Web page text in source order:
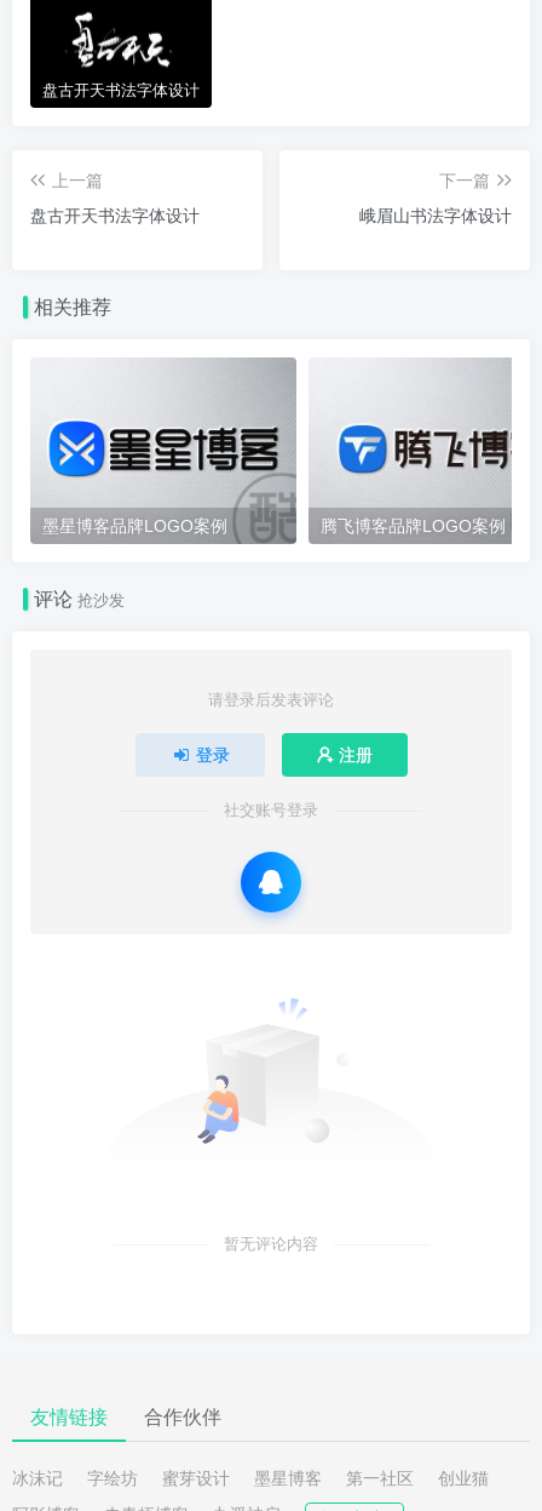
盘古开天书法字体设计
上一篇
盘古开天书法字体设计
下一篇
峨眉山书法字体设计
相关推荐
墨星博客品牌LOGO案例 腾飞博客品牌LOGO案例
评论抢沙发
请登录后发表评论
登录 注册
社交账号登录
暂无评论内容
友情链接 合作伙伴
冰沫记 字绘坊 蜜芽设计 墨星博客 第一社区
创业猫